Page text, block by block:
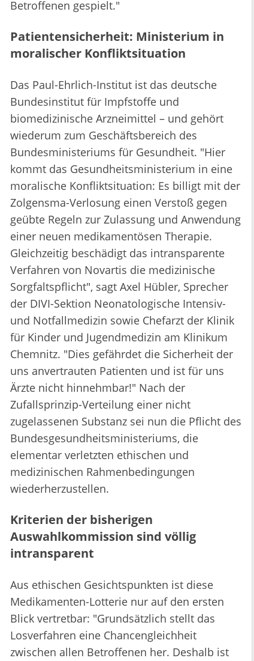
Betroffenen gespielt."
Patientensicherheit: Ministerium in
moralischer Konfliktsituation
Das Paul-Ehrlich-Institut ist das deutsche
Bundesinstitut für Impfstoffe und
biomedizinische Arzneimittel – und gehört
wiederum zum Geschäftsbereich des
Bundesministeriums für Gesundheit. "Hier
kommt das Gesundheitsministerium in eine
moralische Konfliktsituation: Es billigt mit der
Zolgensma-Verlosung einen Verstoß gegen
geübte Regeln zur Zulassung und Anwendung
einer neuen medikamentösen Therapie.
Gleichzeitig beschädigt das intransparente
Verfahren von Novartis die medizinische
Sorgfaltspflicht", sagt Axel Hübler, Sprecher
der DIVI-Sektion Neonatologische Intensiv-
und Notfallmedizin sowie Chefarzt der Klinik
für Kinder und Jugendmedizin am Klinikum
Chemnitz. "Dies gefährdet die Sicherheit der
uns anvertrauten Patienten und ist für uns
Ärzte nicht hinnehmbar!" Nach der
Zufallsprinzip-Verteilung einer nicht
zugelassenen Substanz sei nun die Pflicht des
Bundesgesundheitsministeriums, die
elementar verletzten ethischen und
medizinischen Rahmenbedingungen
wiederherzustellen.
Kriterien der bisherigen
Auswahlkommission sind völlig
intransparent
Aus ethischen Gesichtspunkten ist diese
Medikamenten-Lotterie nur auf den ersten
Blick vertretbar: "Grundsätzlich stellt das
Losverfahren eine Chancengleichheit
zwischen allen Betroffenen her. Deshalb ist